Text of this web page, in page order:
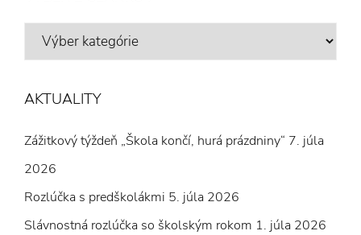
VÝBER
AKTUALITY
Zážitkový týždeň „Škola končí, hurá prázdniny“ 7. júla
2026
Rozlúčka s predškolákmi 5. júla 2026
Slávnostná rozlúčka so školským rokom 1. júla 2026